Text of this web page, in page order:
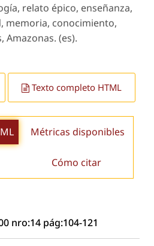
relato épico, enseñanza,
memoria, conocimiento,
(es).
Texto completo HTML
Métricas disponibles
Cómo citar
nro:14 pág:104-121